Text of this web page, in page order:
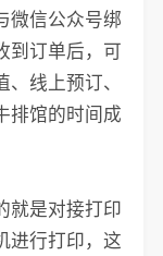
信公众号绑
到订单后，可
线上预订、
排馆的时间成
是对接打印
进行打印，这